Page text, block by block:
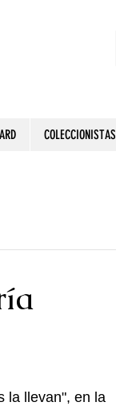
COLECCIONISTAS
la llevan", en la